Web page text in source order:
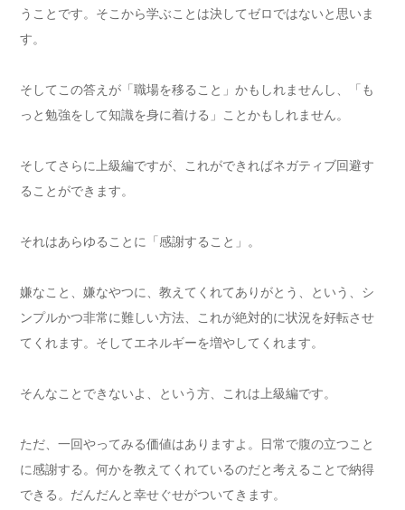
うことです。そこから学ぶことは決してゼロではないと思いま
す。
そしてこの答えが「職場を移ること」かもしれませんし、「も
っと勉強をして知識を身に着ける」ことかもしれません。
そしてさらに上級編ですが、これができればネガティブ回避す
ることができます。
それはあらゆることに「感謝すること」。
嫌なこと、嫌なやつに、教えてくれてありがとう、という、シ
ンプルかつ非常に難しい方法、これが絶対的に状況を好転させ
てくれます。そしてエネルギーを増やしてくれます。
そんなことできないよ、という方、これは上級編です。
ただ、一回やってみる価値はありますよ。日常で腹の立つこと
に感謝する。何かを教えてくれているのだと考えることで納得
できる。だんだんと幸せぐせがついてきます。